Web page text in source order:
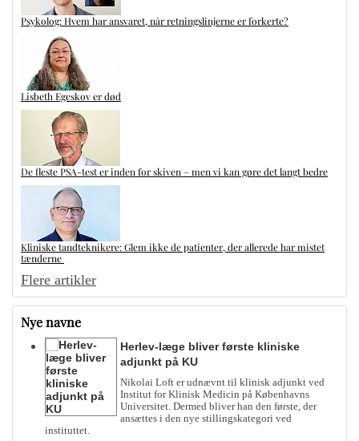
Psykolog: Hvem har ansvaret, når retningslinjerne er forkerte?
Lisbeth Egeskov er død
De fleste PSA-test er inden for skiven – men vi kan gøre det langt bedre
Kliniske tandteknikere: Glem ikke de patienter, der allerede har mistet
tænderne
Flere artikler
Nye navne
Herlev-læge bliver første kliniske
adjunkt på KU
Nikolai Loft er udnævnt til klinisk adjunkt ved
Institut for Klinisk Medicin på Københavns
Universitet. Dermed bliver han den første, der
ansættes i den nye stillingskategori ved
instituttet.